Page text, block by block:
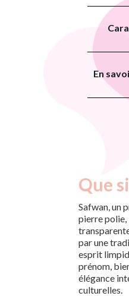
En
Que
Safwan, un
pierre polie,
par une
esprit
prénom,
élégance
culturelles.